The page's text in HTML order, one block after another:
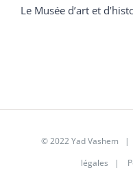
Le Musée d’art et
© 2022 Yad Vashem
légales |